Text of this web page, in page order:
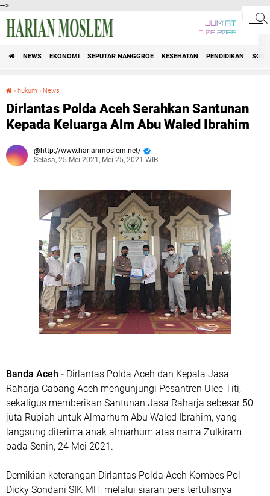
-->
JUM'AT
7 08 2026
NEWS EKONOMI SEPUTAR NANGGROE KESEHATAN PENDIDIKAN
› hukum › News
Dirlantas Polda Aceh Serahkan Santunan
Kepada Keluarga Alm Abu Waled Ibrahim
http://www.harianmoslem.net/
Selasa, 25 Mei 2021, Mei 25, 2021 WIB
Banda Aceh - Dirlantas Polda Aceh dan Kepala Jasa
Raharja Cabang Aceh mengunjungi Pesantren Ulee Titi,
sekaligus memberikan Santunan Jasa Raharja sebesar 50
juta Rupiah untuk Almarhum Abu Waled Ibrahim, yang
langsung diterima anak almarhum atas nama Zulkiram
pada Senin, 24 Mei 2021.
Demikian keterangan Dirlantas Polda Aceh Kombes Pol
Dicky Sondani SIK MH, melalui siaran pers tertulisnya